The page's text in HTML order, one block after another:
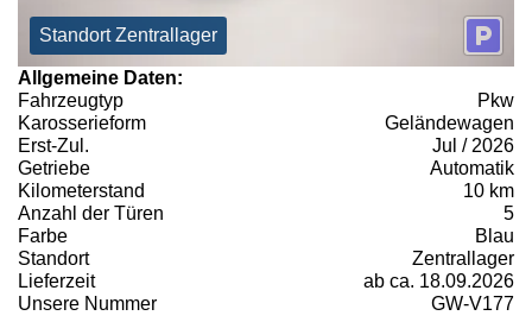
Standort Zentrallager
Allgemeine Daten:
Fahrzeugtyp
Pkw
Karosserieform
Geländewagen
Erst-Zul.
Jul / 2026
Getriebe
Automatik
Kilometerstand
10 km
Anzahl der Türen
5
Farbe
Blau
Standort
Zentrallager
Lieferzeit
ab ca. 18.09.2026
Unsere Nummer
GW-V177